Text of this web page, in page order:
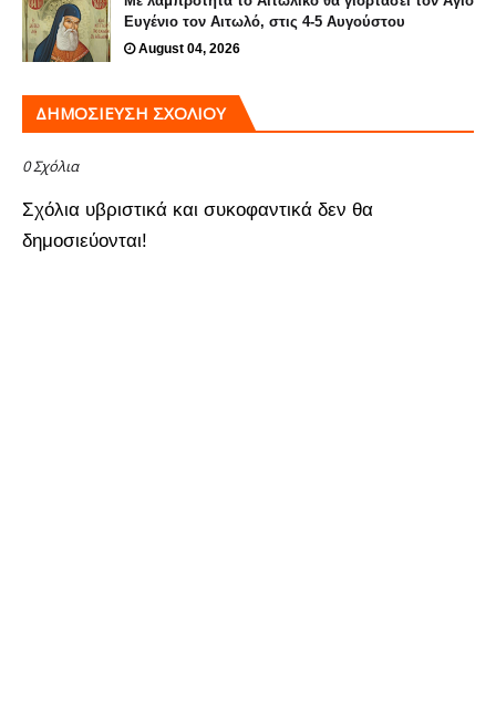
Ευγένιο τον Αιτωλό, στις 4-5 Αυγούστου
August 04, 2026
ΔΗΜΟΣΊΕΥΣΗ ΣΧΟΛΊΟΥ
0 Σχόλια
Σχόλια υβριστικά και συκοφαντικά δεν θα
δημοσιεύονται!